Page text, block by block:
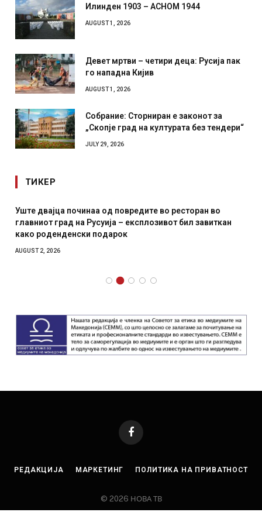
Илинден 1903 – АСНОМ 1944
AUGUST 1, 2026
Девет мртви – четири деца: Русија пак
го нападна Кијив
AUGUST 1, 2026
Собрание: Сторниран е законот за
„Скопје град на културата без тендери“
JULY 29, 2026
ТИКЕР
Уште двајца починаа од повредите во ресторан во
главниот град на Русуија – експлозивот бил завиткан
како роденденски подарок
AUGUST 2, 2026
Facebook
РЕДАКЦИЈА МАРКЕТИНГ ПОЛИТИКА НА ПРИВАТНОСТ
© 2026 НОВА ТВ